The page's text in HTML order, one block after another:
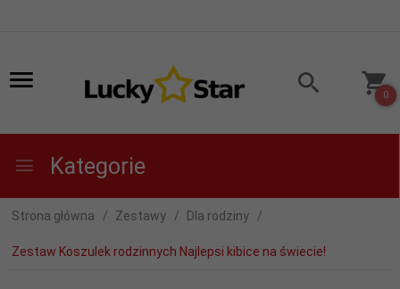
0
Kategorie
Strona główna Zestawy Dla rodziny
Zestaw Koszulek rodzinnych Najlepsi kibice na świecie!